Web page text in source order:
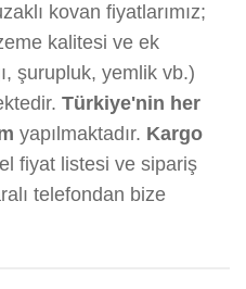
kovan fiyatlarımız;
kalitesi ve ek
şurupluk, yemlik vb.)
Türkiye'nin her
yapılmaktadır. Kargo
fiyat listesi ve sipariş
telefondan bize